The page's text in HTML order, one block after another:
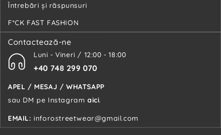
Întrebări şi răspunsuri
F*CK FAST FASHION
Contactează-ne
Luni - Vineri / 12:00 - 18:00
+40 748 299 070
APEL / MESAJ / WHATSAPP
sau DM pe Instagram aici.
EMAIL: inforostreetwear@gmail.com